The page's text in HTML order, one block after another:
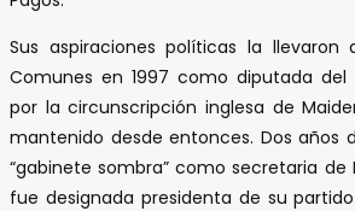
Sus aspiraciones políticas la
Comunes en 1997 como diputada del
por la circunscripción inglesa de
mantenido desde entonces. Dos años
“gabinete sombra” como secretaria de
fue designada presidenta de su